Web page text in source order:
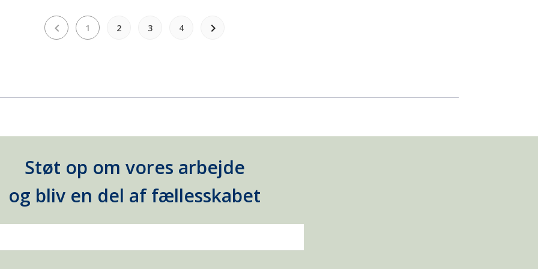
keyboard_arrow_left 1 2 3 4 keyboard_arrow_right
Støt op om vores arbejde
og bliv en del af fællesskabet